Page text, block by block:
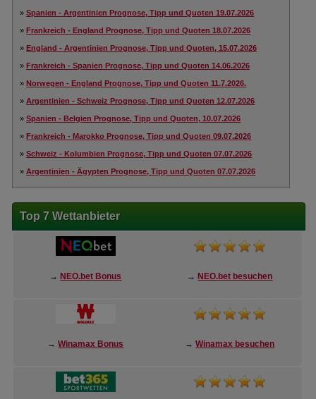
»Spanien - Argentinien Prognose, Tipp und Quoten 19.07.2026
»Frankreich - England Prognose, Tipp und Quoten 18.07.2026
»England - Argentinien Prognose, Tipp und Quoten, 15.07.2026
»Frankreich - Spanien Prognose, Tipp und Quoten 14.06.2026
»Norwegen - England Prognose, Tipp und Quoten 11.7.2026.
»Argentinien - Schweiz Prognose, Tipp und Quoten 12.07.2026
»Spanien - Belgien Prognose, Tipp und Quoten, 10.07.2026
»Frankreich - Marokko Prognose, Tipp und Quoten 09.07.2026
»Schweiz - Kolumbien Prognose, Tipp und Quoten 07.07.2026
»Argentinien - Ägypten Prognose, Tipp und Quoten 07.07.2026
Top 7 Wettanbieter
→ NEO.bet Bonus → NEO.bet besuchen
→Winamax Bonus →Winamax besuchen